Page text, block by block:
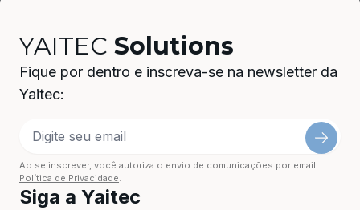
YAITEC Solutions
Fique por dentro e inscreva-se na newsletter da
Yaitec:
Ao se inscrever, você autoriza o envio de comunicações por email.
Política de Privacidade.
Siga a Yaitec